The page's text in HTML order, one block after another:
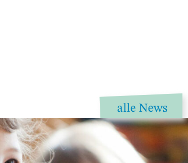
alle News